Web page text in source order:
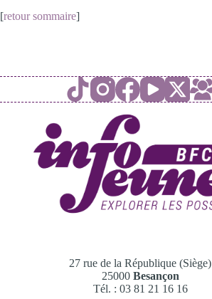
[retour sommaire]
27 rue de la République (Siège)
25000 Besançon
Tél. : 03 81 21 16 16